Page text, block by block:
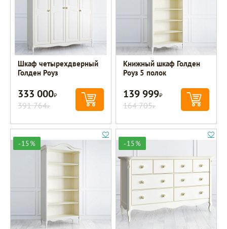
Шкаф четырехдверный
Голден Роуз
333 000Р
391 764Р
Книжный шкаф Голден
Роуз 5 полок
139 999Р
164 705Р
-15% -15%